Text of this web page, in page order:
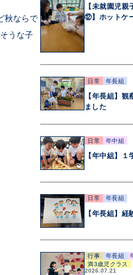
秋ならで
うな子
【未就園児
⑫】ホットケ
日常 年長組
【年長組】
ました
日常 年中組
【年中組】
日常 年長組
【年長組】経
行事 年長組
満3歳児クラス
2026.07.21